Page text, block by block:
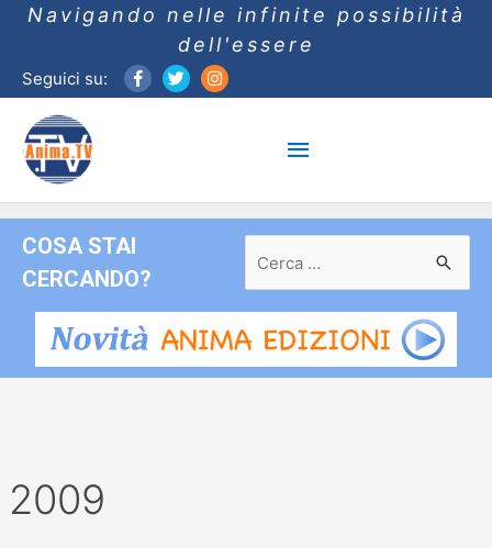
Navigando nelle infinite possibilità
dell'essere
Seguici su:
Menu
principale
COSA STAI
CERCANDO?
per:
2009